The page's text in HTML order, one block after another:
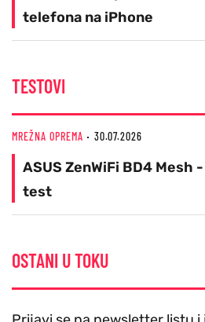
telefona na iPhone
TESTOVI
MREŽNA OPREMA 30.07.2026
ASUS ZenWiFi BD4 Mesh
test
OSTANI U TOKU